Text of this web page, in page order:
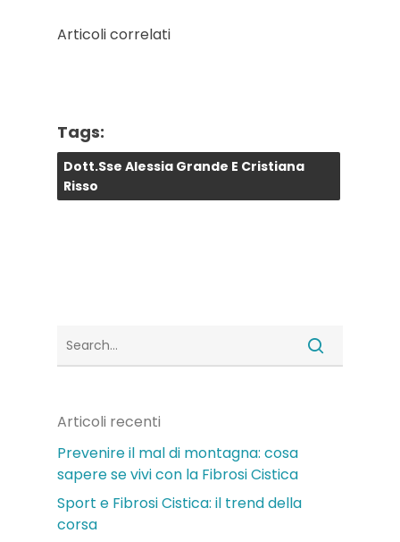
Articoli correlati
Tags:
Dott.sse Alessia Grande E Cristiana
Risso
Articoli recenti
Prevenire il mal di montagna: cosa
sapere se vivi con la Fibrosi Cistica
Sport e Fibrosi Cistica: il trend della
corsa